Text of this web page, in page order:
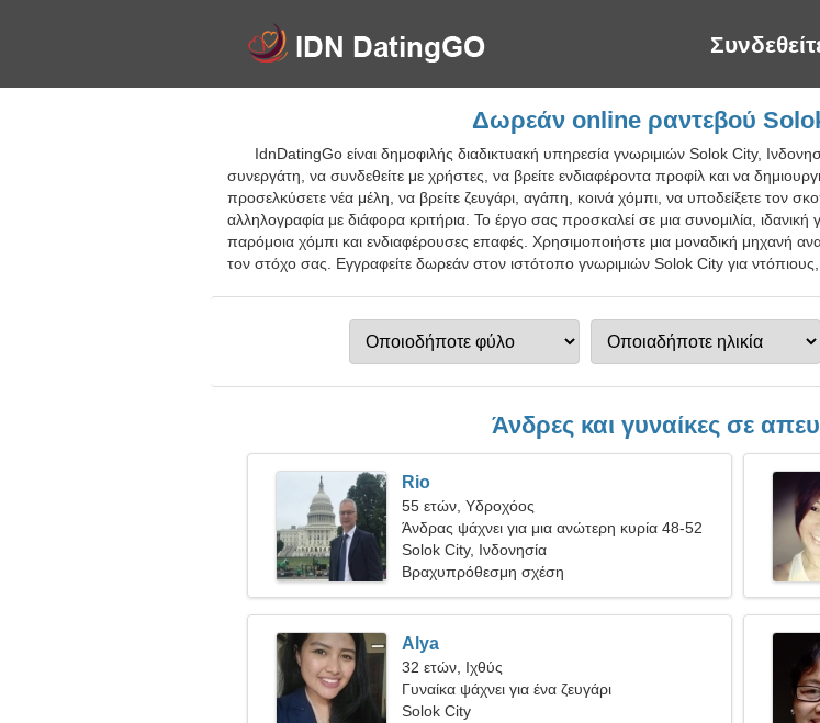
Δωρεάν online ραντεβού
IdnDatingGo είναι δημοφιλής διαδικτυακή υπηρεσία γνωριμιών Solok City,
συνεργάτη, να συνδεθείτε με χρήστες, να βρείτε ενδιαφέροντα προφίλ και να
προσελκύσετε νέα μέλη, να βρείτε ζευγάρι, αγάπη, κοινά χόμπι, να υποδείξετε τον
αλληλογραφία με διάφορα κριτήρια. Το έργο σας προσκαλεί σε μια συνομιλία,
παρόμοια χόμπι και ενδιαφέρουσες επαφές. Χρησιμοποιήστε μια μοναδική μηχανή
τον στόχο σας. Εγγραφείτε δωρεάν στον ιστότοπο γνωριμιών Solok City για ντόπιους,
Άνδρες και γυναίκες σε
Rio
55 ετών, Υδροχόος
Άνδρας ψάχνει για μια ανώτερη κυρία 48-52
Solok City, Ινδονησία
Βραχυπρόθεσμη σχέση
Alya
32 ετών, Ιχθύς
Γυναίκα ψάχνει για ένα ζευγάρι
Solok City